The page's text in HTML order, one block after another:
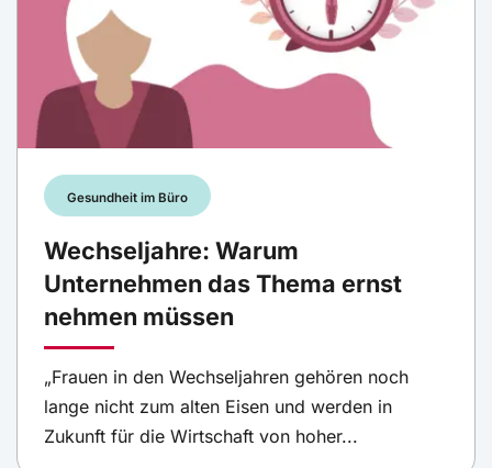
Gesundheit im Büro
Wechseljahre: Warum
Unternehmen das Thema ernst
nehmen müssen
„Frauen in den Wechseljahren gehören noch
lange nicht zum alten Eisen und werden in
Zukunft für die Wirtschaft von hoher...